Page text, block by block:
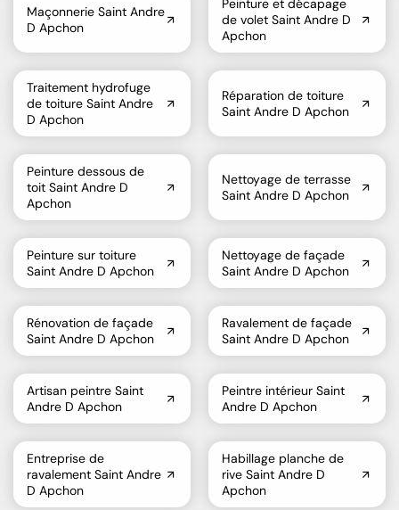
Maçonnerie Saint Andre
D Apchon
Peinture et décapage
de volet Saint Andre D
Apchon
Traitement hydrofuge
de toiture Saint Andre
D Apchon
Réparation de toiture
Saint Andre D Apchon
Peinture dessous de
toit Saint Andre D
Apchon
Nettoyage de terrasse
Saint Andre D Apchon
Peinture sur toiture
Saint Andre D Apchon
Nettoyage de façade
Saint Andre D Apchon
Rénovation de façade
Saint Andre D Apchon
Ravalement de façade
Saint Andre D Apchon
Artisan peintre Saint
Andre D Apchon
Peintre intérieur Saint
Andre D Apchon
Entreprise de
ravalement Saint Andre
D Apchon
Habillage planche de
rive Saint Andre D
Apchon